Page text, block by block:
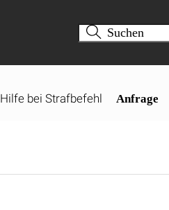
Hilfe bei Strafbefehl Anfrage